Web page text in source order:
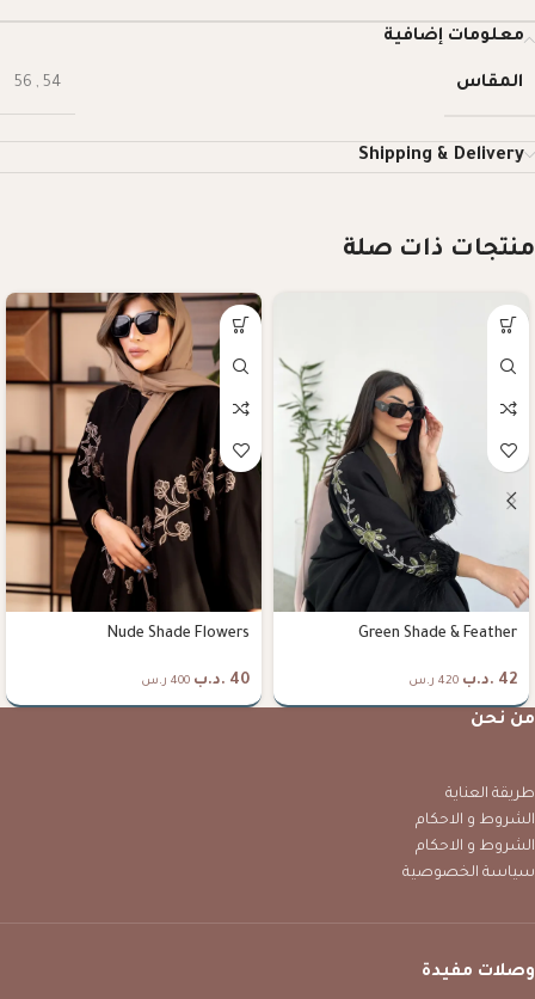
معلومات إضافية
المقاس 54
,
56
Shipping & Delivery
منتجات ذات صلة
Green Shade & Feather
42 .د.ب 420 ر.س
Nude Shade Flowers
40 .د.ب 400 ر.س
من نحن
طريقة العناية
الشروط و الاحكام
الشروط و الاحكام
سياسة الخصوصية
وصلات مفيدة